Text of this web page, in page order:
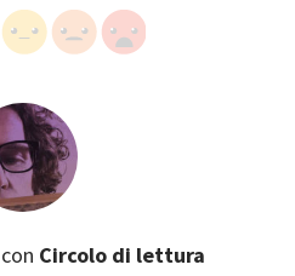
Circolo di lettura